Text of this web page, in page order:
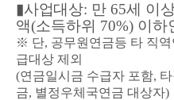
▮사업대상: 만 65세 이
액(소득하위 70%) 이하
※ 단, 공무원연금등 타 직
급대상 제외
(연금일시금 수급자 포함,
금, 별정우체국연금 대상자)